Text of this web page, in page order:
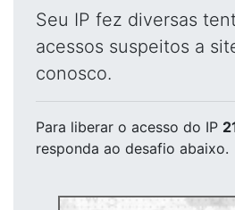
Seu IP fez diversas
acessos suspeitos a
conosco.
Para liberar o acesso do IP
responda ao desafio abaixo.